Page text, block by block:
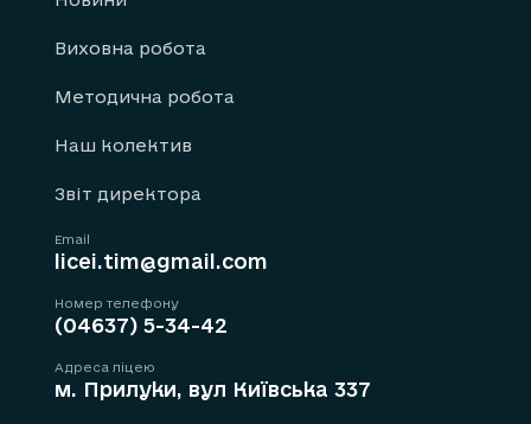
Виховна робота
Методична робота
Наш колектив
Звіт директора
Email
licei.tim@gmail.com
Номер телефону
(04637) 5-34-42
Адреса ліцею
м. Прилуки, вул Київська 337